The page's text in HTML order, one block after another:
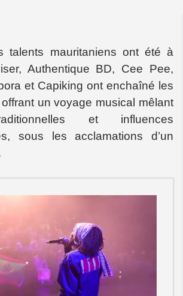
talents mauritaniens ont été à
Authentique BD, Cee Pee,
et Capiking ont enchaîné les
un voyage musical mêlant
et influences
sous les acclamations d’un